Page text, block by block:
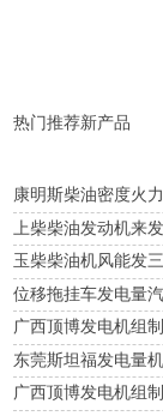
热门推荐新产品
康明斯柴油密度火
上柴柴油发动机来
玉柴柴油机风能发
位移拖挂车发电量
广西顶博发电机组
东莞斯坦福发电量
广西顶博发电机组